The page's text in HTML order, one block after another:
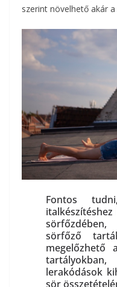
szerint növelhető akár a
Fontos
sörfőző
megelőzhető
lerakódások
sör